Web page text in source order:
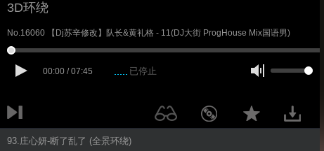
3D环绕
No.16060 【Dj苏辛修改】队长&黄礼格 - 11(DJ大街 ProgHouse Mix国语男)
00:00 / 07:45 已停止
93.庄心妍-断了乱了 (全景环绕)